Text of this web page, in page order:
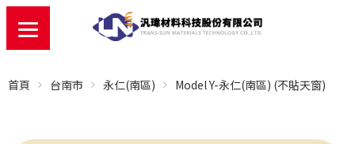
首頁 台南市 永仁(南區) Model Y-永仁(南區) (不貼天窗)